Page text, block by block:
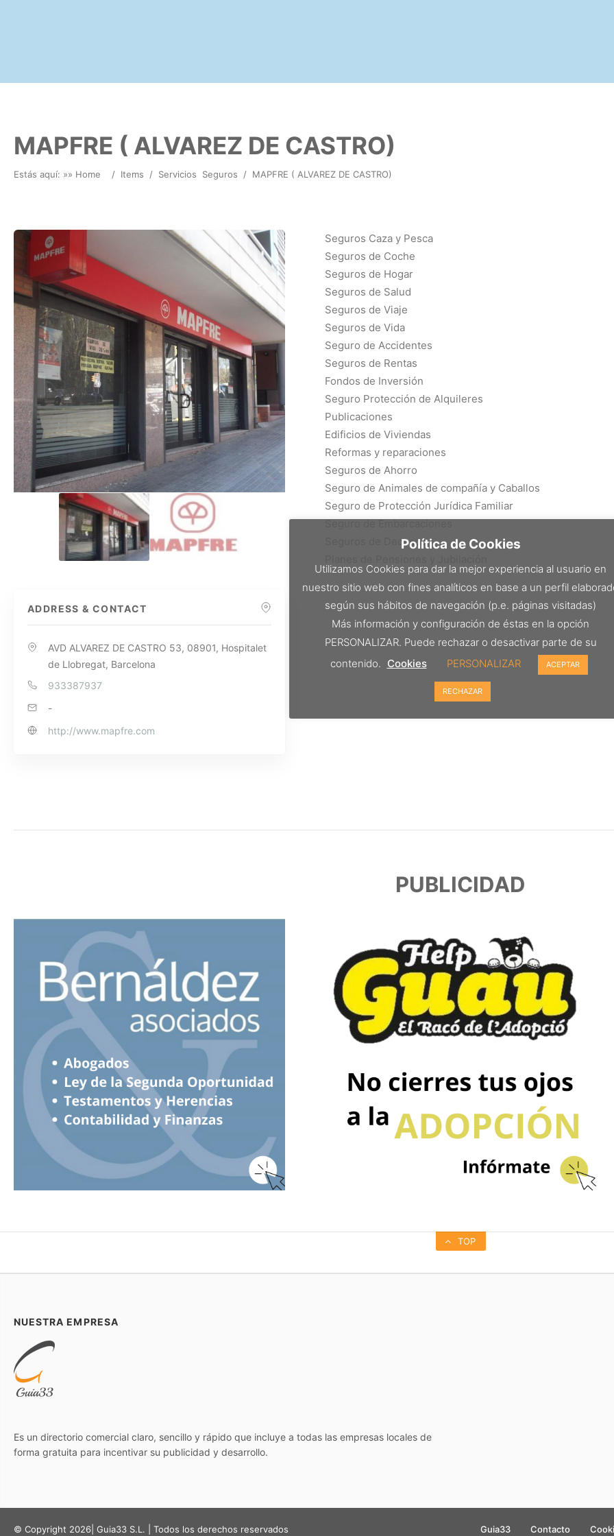
MAPFRE ( ALVAREZ DE CASTRO)
Estás aquí: »» Home / Items / Servicios Seguros / MAPFRE ( ALVAREZ DE CASTRO)
ADDRESS & CONTACT
AVD ALVAREZ DE CASTRO 53, 08901, Hospitalet
de Llobregat, Barcelona
933387937
-
http://www.mapfre.com
Seguros Caza y Pesca
Seguros de Coche
Seguros de Hogar
Seguros de Salud
Seguros de Viaje
Seguros de Vida
Seguro de Accidentes
Seguros de Rentas
Fondos de Inversión
Seguro Protección de Alquileres
Publicaciones
Edificios de Viviendas
Reformas y reparaciones
Seguros de Ahorro
Seguro de Animales de compañía y Caballos
Seguro de Protección Jurídica Familiar
Seguro de Embarcaciones
Seguros de Decesos
PUBLICIDAD
TOP
NUESTRA EMPRESA
Es un directorio comercial claro, sencillo y rápido que incluye a todas las empresas locales de
forma gratuita para incentivar su publicidad y desarrollo.
Guia33 Contacto
© Copyright 2026| Guia33 S.L. | Todos los derechos reservados
Política de Cookies
Utilizamos Cookies para dar la mejor experiencia al usuario en
nuestro sitio web con fines analíticos en base a un perfil
según sus hábitos de navegación (p.e. páginas visitadas)
Más información y configuración de éstas en la opción
PERSONALIZAR. Puede rechazar o desactivar parte de su
contenido. Cookies PERSONALIZAR ACEPTAR
RECHAZAR